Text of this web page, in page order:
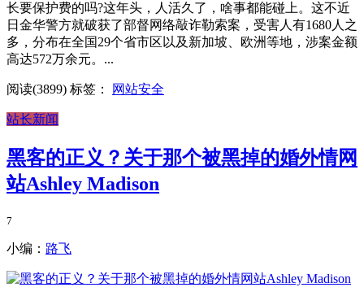
长要保护费的吗?这年头，人活久了，啥事都能碰上。这不近
日金华警方就破获了部督网络敲诈勒索案，受害人有1680人之
多，分布在全国29个省市区以及新加坡、欧洲等地，涉案金额
高达572万余元。...
阅读(3899) 标签： 网站安全
站长新闻
黑客的正义？关于那个被黑掉的婚外情网
站Ashley Madison
7
小编： 路飞